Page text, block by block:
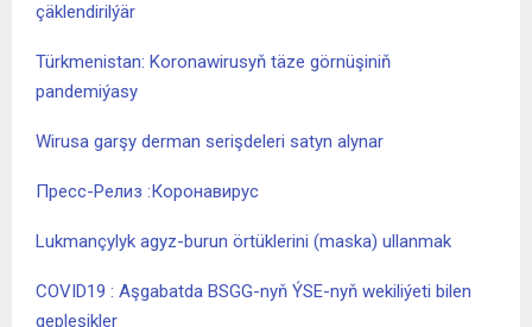
çäklendirilýär
Türkmenistan: Koronawirusyň täze görnüşiniň
pandemiýasy
Wirusa garşy derman serişdeleri satyn alynar
Пресс-Релиз :Коронавирус
Lukmançylyk agyz-burun örtüklerini (maska) ullanmak
COVID19 : Aşgabatda BSGG-nyň ÝSE-nyň wekiliýeti bilen
gepleşikler